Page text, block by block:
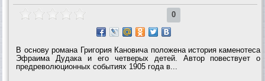
0
В основу романа Григория Кановича положена история каменотеса
Эфраима Дудака и его четверых детей. Автор повествует о
предреволюционных событиях 1905 года в...